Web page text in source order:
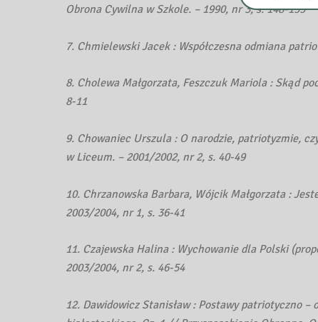
Obrona Cywilna w Szkole. – 1990, nr 3, s. 148-155
7. Chmielewski Jacek : Współczesna odmiana
8. Cholewa Małgorzata, Feszczuk Mariola : Skąd
8-11
9. Chowaniec Urszula : O narodzie, patriotyzmie,
w Liceum. – 2001/2002, nr 2, s. 40-49
10. Chrzanowska Barbara, Wójcik Małgorzata :
2003/2004, nr 1, s. 36-41
11. Czajewska Halina : Wychowanie dla Polski
2003/2004, nr 2, s. 46-54
12. Dawidowicz Stanisław : Postawy patriotyczno –